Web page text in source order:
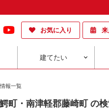
お気に入り
建てたい
報一覧
町・南津軽郡藤崎町 の